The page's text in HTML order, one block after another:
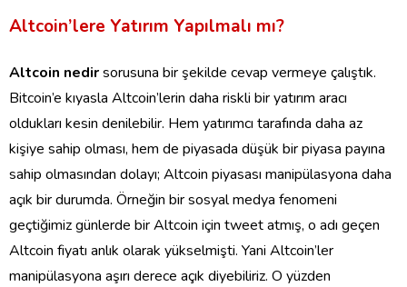
Altcoin’lere Yatırım Yapılmalı mı?
Altcoin nedirsorusuna bir şekilde cevap vermeye çalıştık.
Bitcoin’e kıyasla Altcoin’lerin daha riskli bir yatırım aracı
oldukları kesin denilebilir. Hem yatırımcı tarafında daha az
kişiye sahip olması, hem de piyasada düşük bir piyasa payına
sahip olmasından dolayı; Altcoin piyasası manipülasyona daha
açık bir durumda. Örneğin bir sosyal medya fenomeni
geçtiğimiz günlerde bir Altcoin için tweet atmış, o adı geçen
Altcoin fiyatı anlık olarak yükselmişti. Yani Altcoin’ler
manipülasyona aşırı derece açık diyebiliriz. O yüzden